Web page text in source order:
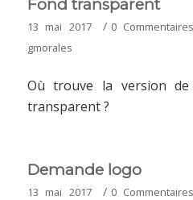
Fond transparent
13 mai 2017 / 0 Commentaires
gmorales
Où trouve la version
transparent ?
Demande logo
13 mai 2017 / 0 Commentaires